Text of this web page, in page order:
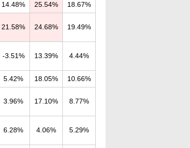
14.48% 25.54% 18.67%
21.58% 24.68% 19.49%
-3.51% 13.39% 4.44%
5.42% 18.05% 10.66%
3.96% 17.10% 8.77%
6.28% 4.06% 5.29%